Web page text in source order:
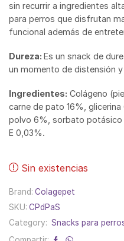
sin recurrir a ingredientes
para perros que disfrutan
funcional además de
Dureza: Es un snack de
un momento de distensión
Ingredientes: Colágeno
carne de pato 16%,
polvo 6%, sorbato potásico
E 0,03%.
Sin existencias
Brand: Colagepet
SKU: CPdPaS
Category: Snacks para